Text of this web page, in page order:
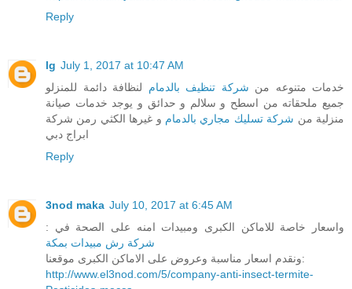
Reply
lg July 1, 2017 at 10:47 AM
خدمات متنوعه من شركة تنظيف بالدمام لنظافة دائمة للمنزلو
جميع ملحقاته من اسطح و سلالم و حدائق و يوجد خدمات صيانة
منزلية من شركة تسليك مجاري بالدمام و غيرها الكثي رمن شركة
ابراج دبي
Reply
3nod maka July 10, 2017 at 6:45 AM
واسعار خاصة للاماكن الكبرى ومبيدات امنه على الصحة في :
شركة رش مبيدات بمكة
ونقدم اسعار مناسبة وعروض على الاماكن الكبرى موقعنا:
http://www.el3nod.com/5/company-anti-insect-termite-